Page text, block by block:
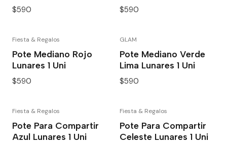
$590 $590
Fiesta & Regalos
Pote Mediano Rojo
Lunares 1 Uni
$590
GLAM
Pote Mediano Verde
Lima Lunares 1 Uni
$590
Fiesta & Regalos
Pote Para Compartir
Azul Lunares 1 Uni
Fiesta & Regalos
Pote Para Compartir
Celeste Lunares 1 Uni